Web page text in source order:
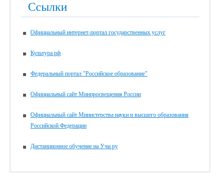
Ссылки
Официальный интернет-портал государственных услуг
Культура.рф
Федеральный портал "Российское образование"
Официальный сайт Минпросвещения России
Официальный сайт Министерства науки и высшего образования
Российской Федерации
Дистанционное обучение на Учи.ру